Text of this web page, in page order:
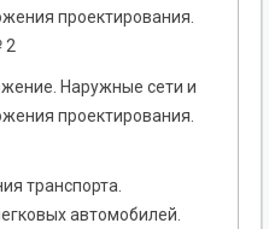
проектирования.
2
Наружные сети и
проектирования.
транспорта.
автомобилей.